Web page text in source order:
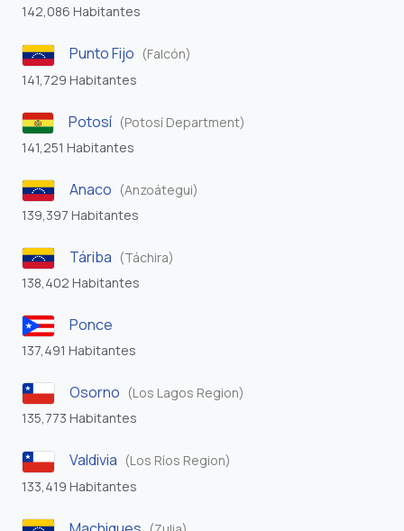
142,086 Habitantes
Punto Fijo (Falcón)
141,729 Habitantes
Potosí (Potosí Department)
141,251 Habitantes
Anaco (Anzoátegui)
139,397 Habitantes
Táriba (Táchira)
138,402 Habitantes
Ponce
137,491 Habitantes
Osorno (Los Lagos Region)
135,773 Habitantes
Valdivia (Los Ríos Region)
133,419 Habitantes